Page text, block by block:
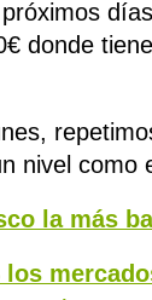
donde
nivel como
la más
los